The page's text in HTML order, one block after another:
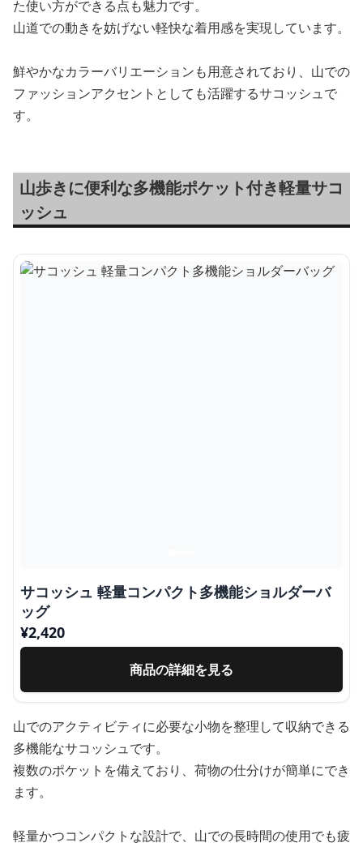
た使い方ができる点も魅力です。
山道での動きを妨げない軽快な着用感を実現しています。
鮮やかなカラーバリエーションも用意されており、山での
ファッションアクセントとしても活躍するサコッシュで
す。
山歩きに便利な多機能ポケット付き軽量サコ
ッシュ
サコッシュ 軽量コンパクト多機能ショルダーバ
ッグ
¥2,420
商品の詳細を見る
山でのアクティビティに必要な小物を整理して収納できる
多機能なサコッシュです。
複数のポケットを備えており、荷物の仕分けが簡単にでき
ます。
軽量かつコンパクトな設計で、山での長時間の使用でも疲